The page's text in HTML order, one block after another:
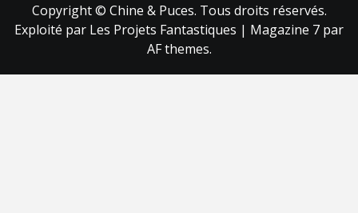
Copyright © Chine & Puces. Tous droits réservés.
Exploité par Les Projets Fantastiques | Magazine 7 par
AF themes.